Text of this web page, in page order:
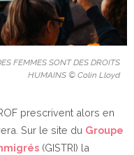
FEMMES SONT DES DROITS
HUMAINS © Colin Lloyd
prescrivent alors en
Sur le site du Groupe
(GISTRI) la